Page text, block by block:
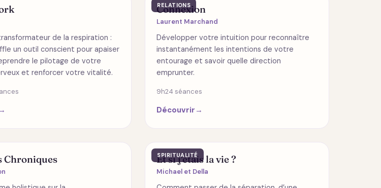
de la respiration :
un outil conscient pour apaiser
le pilotage de votre
et renforcer votre vitalité.
→
RELATIONS
Connexion
Laurent Marchand
Développer votre intuition pour reconnaître
instantanément les intentions de votre
entourage et savoir quelle direction
emprunter.
9h24 séances
Découvrir →
Chroniques SPIRITUALITÉ
Et si j'étais la vie ?
Michael et Della